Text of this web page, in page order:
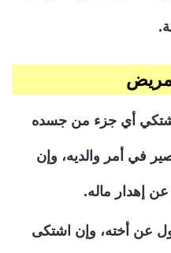
مريض
أي جزء من جسده
في أمر والديه، وإن
إهدار ماله.
عن أخته، وإن اشتكى